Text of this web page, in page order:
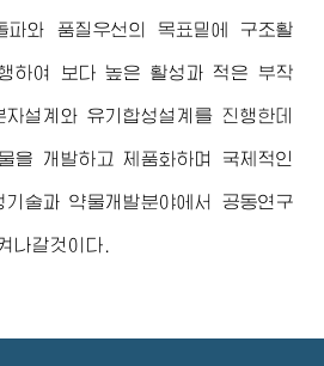
파와 품질우선의 목표밑에 구조활
하여 보다 높은 활성과 적은 부작
설계와 유기합성설계를 진행한데
을 개발하고 제품화하며 국제적인
기술과 약물개발분야에서 공동연구
나갈것이다.